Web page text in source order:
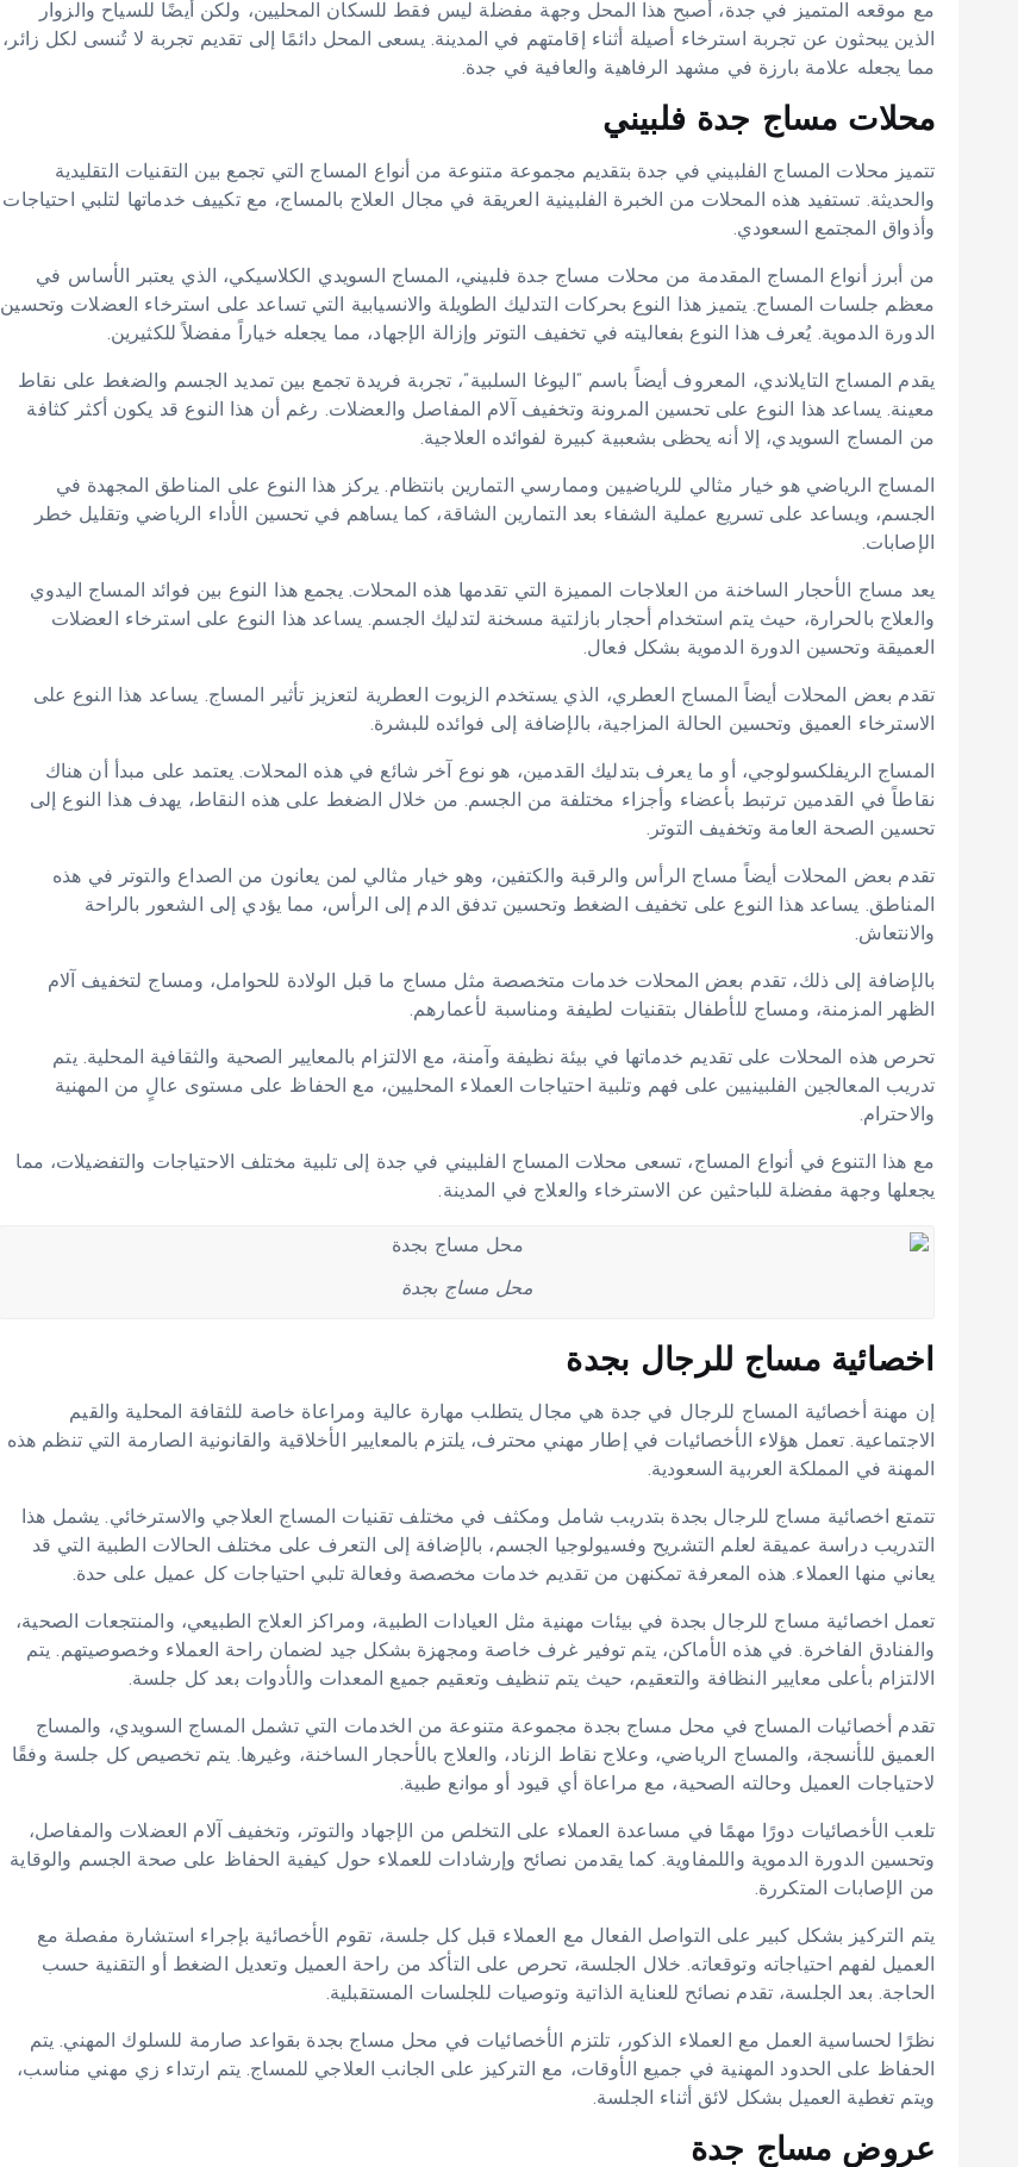
مع موقعه المتميز في جدة، أصبح هذا المحل وجهة مفضلة ليس فقط للسكان المحليين، ولكن أيضًا للسياح والزوار
الذين يبحثون عن تجربة استرخاء أصيلة أثناء إقامتهم في المدينة. يسعى المحل دائمًا إلى تقديم تجربة لا تُنسى لكل زائر،
مما يجعله علامة بارزة في مشهد الرفاهية والعافية في جدة.
محلات مساج جدة فلبيني
تتميز محلات المساج الفلبيني في جدة بتقديم مجموعة متنوعة من أنواع المساج التي تجمع بين التقنيات التقليدية
والحديثة. تستفيد هذه المحلات من الخبرة الفلبينية العريقة في مجال العلاج بالمساج، مع تكييف خدماتها لتلبي احتياجات
وأذواق المجتمع السعودي.
من أبرز أنواع المساج المقدمة من محلات مساج جدة فلبيني، المساج السويدي الكلاسيكي، الذي يعتبر الأساس في
معظم جلسات المساج. يتميز هذا النوع بحركات التدليك الطويلة والانسيابية التي تساعد على استرخاء العضلات وتحسين
الدورة الدموية. يُعرف هذا النوع بفعاليته في تخفيف التوتر وإزالة الإجهاد، مما يجعله خياراً مفضلاً للكثيرين.
يقدم المساج التايلاندي، المعروف أيضاً باسم “اليوغا السلبية”، تجربة فريدة تجمع بين تمديد الجسم والضغط على نقاط
معينة. يساعد هذا النوع على تحسين المرونة وتخفيف آلام المفاصل والعضلات. رغم أن هذا النوع قد يكون أكثر كثافة
من المساج السويدي، إلا أنه يحظى بشعبية كبيرة لفوائده العلاجية.
المساج الرياضي هو خيار مثالي للرياضيين وممارسي التمارين بانتظام. يركز هذا النوع على المناطق المجهدة في
الجسم، ويساعد على تسريع عملية الشفاء بعد التمارين الشاقة، كما يساهم في تحسين الأداء الرياضي وتقليل خطر
الإصابات.
يعد مساج الأحجار الساخنة من العلاجات المميزة التي تقدمها هذه المحلات. يجمع هذا النوع بين فوائد المساج اليدوي
والعلاج بالحرارة، حيث يتم استخدام أحجار بازلتية مسخنة لتدليك الجسم. يساعد هذا النوع على استرخاء العضلات
العميقة وتحسين الدورة الدموية بشكل فعال.
تقدم بعض المحلات أيضاً المساج العطري، الذي يستخدم الزيوت العطرية لتعزيز تأثير المساج. يساعد هذا النوع على
الاسترخاء العميق وتحسين الحالة المزاجية، بالإضافة إلى فوائده للبشرة.
المساج الريفلكسولوجي، أو ما يعرف بتدليك القدمين، هو نوع آخر شائع في هذه المحلات. يعتمد على مبدأ أن هناك
نقاطاً في القدمين ترتبط بأعضاء وأجزاء مختلفة من الجسم. من خلال الضغط على هذه النقاط، يهدف هذا النوع إلى
تحسين الصحة العامة وتخفيف التوتر.
تقدم بعض المحلات أيضاً مساج الرأس والرقبة والكتفين، وهو خيار مثالي لمن يعانون من الصداع والتوتر في هذه
المناطق. يساعد هذا النوع على تخفيف الضغط وتحسين تدفق الدم إلى الرأس، مما يؤدي إلى الشعور بالراحة
والانتعاش.
بالإضافة إلى ذلك، تقدم بعض المحلات خدمات متخصصة مثل مساج ما قبل الولادة للحوامل، ومساج لتخفيف آلام
الظهر المزمنة، ومساج للأطفال بتقنيات لطيفة ومناسبة لأعمارهم.
تحرص هذه المحلات على تقديم خدماتها في بيئة نظيفة وآمنة، مع الالتزام بالمعايير الصحية والثقافية المحلية. يتم
تدريب المعالجين الفلبينيين على فهم وتلبية احتياجات العملاء المحليين، مع الحفاظ على مستوى عالٍ من المهنية
والاحترام.
مع هذا التنوع في أنواع المساج، تسعى محلات المساج الفلبيني في جدة إلى تلبية مختلف الاحتياجات والتفضيلات، مما
يجعلها وجهة مفضلة للباحثين عن الاسترخاء والعلاج في المدينة.
محل مساج بجدة
اخصائية مساج للرجال بجدة
إن مهنة أخصائية المساج للرجال في جدة هي مجال يتطلب مهارة عالية ومراعاة خاصة للثقافة المحلية والقيم
الاجتماعية. تعمل هؤلاء الأخصائيات في إطار مهني محترف، يلتزم بالمعايير الأخلاقية والقانونية الصارمة التي تنظم هذه
المهنة في المملكة العربية السعودية.
تتمتع اخصائية مساج للرجال بجدة بتدريب شامل ومكثف في مختلف تقنيات المساج العلاجي والاسترخائي. يشمل هذا
التدريب دراسة عميقة لعلم التشريح وفسيولوجيا الجسم، بالإضافة إلى التعرف على مختلف الحالات الطبية التي قد
يعاني منها العملاء. هذه المعرفة تمكنهن من تقديم خدمات مخصصة وفعالة تلبي احتياجات كل عميل على حدة.
تعمل اخصائية مساج للرجال بجدة في بيئات مهنية مثل العيادات الطبية، ومراكز العلاج الطبيعي، والمنتجعات الصحية،
والفنادق الفاخرة. في هذه الأماكن، يتم توفير غرف خاصة ومجهزة بشكل جيد لضمان راحة العملاء وخصوصيتهم. يتم
الالتزام بأعلى معايير النظافة والتعقيم، حيث يتم تنظيف وتعقيم جميع المعدات والأدوات بعد كل جلسة.
تقدم أخصائيات المساج في محل مساج بجدة مجموعة متنوعة من الخدمات التي تشمل المساج السويدي، والمساج
العميق للأنسجة، والمساج الرياضي، وعلاج نقاط الزناد، والعلاج بالأحجار الساخنة، وغيرها. يتم تخصيص كل جلسة وفقًا
لاحتياجات العميل وحالته الصحية، مع مراعاة أي قيود أو موانع طبية.
تلعب الأخصائيات دورًا مهمًا في مساعدة العملاء على التخلص من الإجهاد والتوتر، وتخفيف آلام العضلات والمفاصل،
وتحسين الدورة الدموية واللمفاوية. كما يقدمن نصائح وإرشادات للعملاء حول كيفية الحفاظ على صحة الجسم والوقاية
من الإصابات المتكررة.
يتم التركيز بشكل كبير على التواصل الفعال مع العملاء قبل كل جلسة، تقوم الأخصائية بإجراء استشارة مفصلة مع
العميل لفهم احتياجاته وتوقعاته. خلال الجلسة، تحرص على التأكد من راحة العميل وتعديل الضغط أو التقنية حسب
الحاجة. بعد الجلسة، تقدم نصائح للعناية الذاتية وتوصيات للجلسات المستقبلية.
نظرًا لحساسية العمل مع العملاء الذكور، تلتزم الأخصائيات في محل مساج بجدة بقواعد صارمة للسلوك المهني. يتم
الحفاظ على الحدود المهنية في جميع الأوقات، مع التركيز على الجانب العلاجي للمساج. يتم ارتداء زي مهني مناسب،
ويتم تغطية العميل بشكل لائق أثناء الجلسة.
عروض مساج جدة